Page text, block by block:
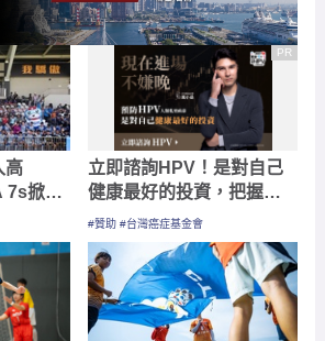
高
7s掀足
元足球
立即諮詢HPV！是對自己
健康最好的投資，把握現
在不嫌晚！
#贊助 #台灣癌症基金會
不愛
養出
居然有8隊參戰！2026/27
台乙資格賽熱度爆表 「8
取 6」8/16 正式開打